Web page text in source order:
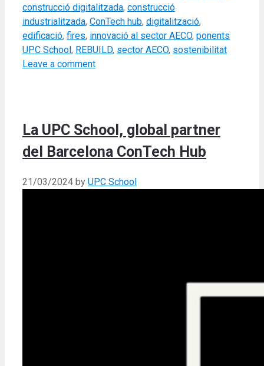
construcció digitalitzada, construcció
industrialitzada, ConTech hub, digitalització,
edificació, fires, innovació al sector AECO, ponents
UPC School , REBUILD, sector AECO, sostenibilitat
Leave a comment
La UPC School, global partner
del Barcelona ConTech Hub
21/03/2024 by UPC School